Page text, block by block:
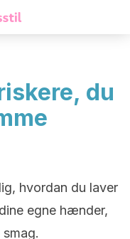
du
hvordan du laver
egne hænder,